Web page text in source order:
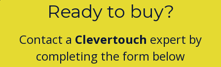
Ready to buy?
Contact a Clevertouch expert by
completing the form below